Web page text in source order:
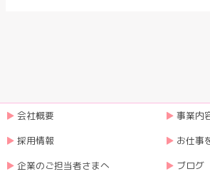
会社概要
事業内
採用情報
お仕事
企業のご担当者さまへ
ブログ